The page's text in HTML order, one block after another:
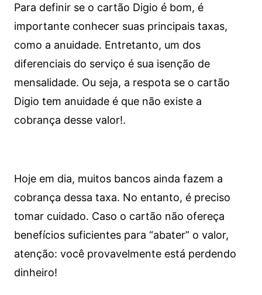
Para definir se o cartão Digio é bom, é
importante conhecer suas principais taxas,
como a anuidade. Entretanto, um dos
diferenciais do serviço é sua isenção de
mensalidade. Ou seja, a respota se o cartão
Digio tem anuidade é que não existe a
cobrança desse valor!.
Hoje em dia, muitos bancos ainda fazem a
cobrança dessa taxa. No entanto, é preciso
tomar cuidado. Caso o cartão não ofereça
benefícios suficientes para “abater” o valor,
atenção: você provavelmente está perdendo
dinheiro!